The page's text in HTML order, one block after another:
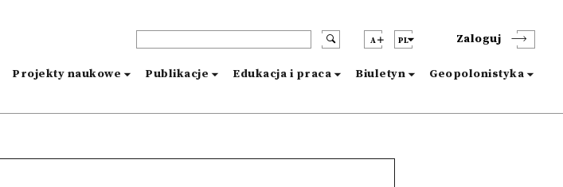
A PL Zaloguj
Projekty naukowe Publikacje Edukacja i praca Biuletyn Geopolonistyka